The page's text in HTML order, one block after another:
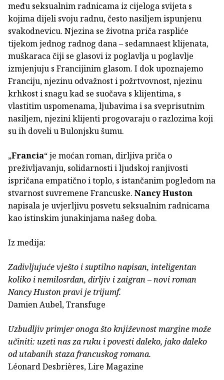
među seksualnim radnicama iz cijeloga svijeta s
kojima dijeli svoju radnu, često nasiljem ispunjenu
svakodnevicu. Njezina se životna priča raspliće
tijekom jednog radnog dana – sedamnaest klijenata,
muškaraca čiji se glasovi iz poglavlja u poglavlje
izmjenjuju s Francijinim glasom. I dok upoznajemo
Franciju, njezinu odvažnost i požrtvovnost, njezinu
krhkost i snagu kad se suočava s klijentima, s
vlastitim uspomenama, ljubavima i sa sveprisutnim
nasiljem, njezini klijenti progovaraju o razlozima koji
su ih doveli u Bulonjsku šumu.
„Francia“ je moćan roman, dirljiva priča o
preživljavanju, solidarnosti i ljudskoj ranjivosti
ispričana empatično i toplo, s istančanim pogledom na
stvarnost suvremene Francuske. Nancy Huston
napisala je uvjerljivu posvetu seksualnim radnicama
kao istinskim junakinjama našeg doba.
Iz medija:
Zadivljujuće vješto i suptilno napisan, inteligentan
koliko i nemilosrdan, dirljiv i zaigran – novi roman
Nancy Huston pravi je trijumf.
Damien Aubel, Transfuge
Uzbudljiv primjer onoga što književnost margine može
učiniti: uzeti nas za ruku i povesti daleko, jako daleko
od utabanih staza francuskog romana.
Léonard Desbrières, Lire Magazine